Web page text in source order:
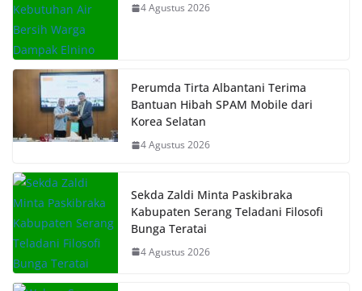
4 Agustus 2026
Perumda Tirta Albantani Terima
Bantuan Hibah SPAM Mobile dari
Korea Selatan
4 Agustus 2026
Sekda Zaldi Minta Paskibraka
Kabupaten Serang Teladani Filosofi
Bunga Teratai
4 Agustus 2026